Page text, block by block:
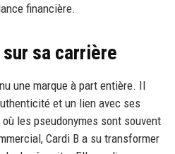
financière.
sa carrière
une marque à part entière. Il
et un lien avec ses
les pseudonymes sont souvent
Cardi B a su transformer